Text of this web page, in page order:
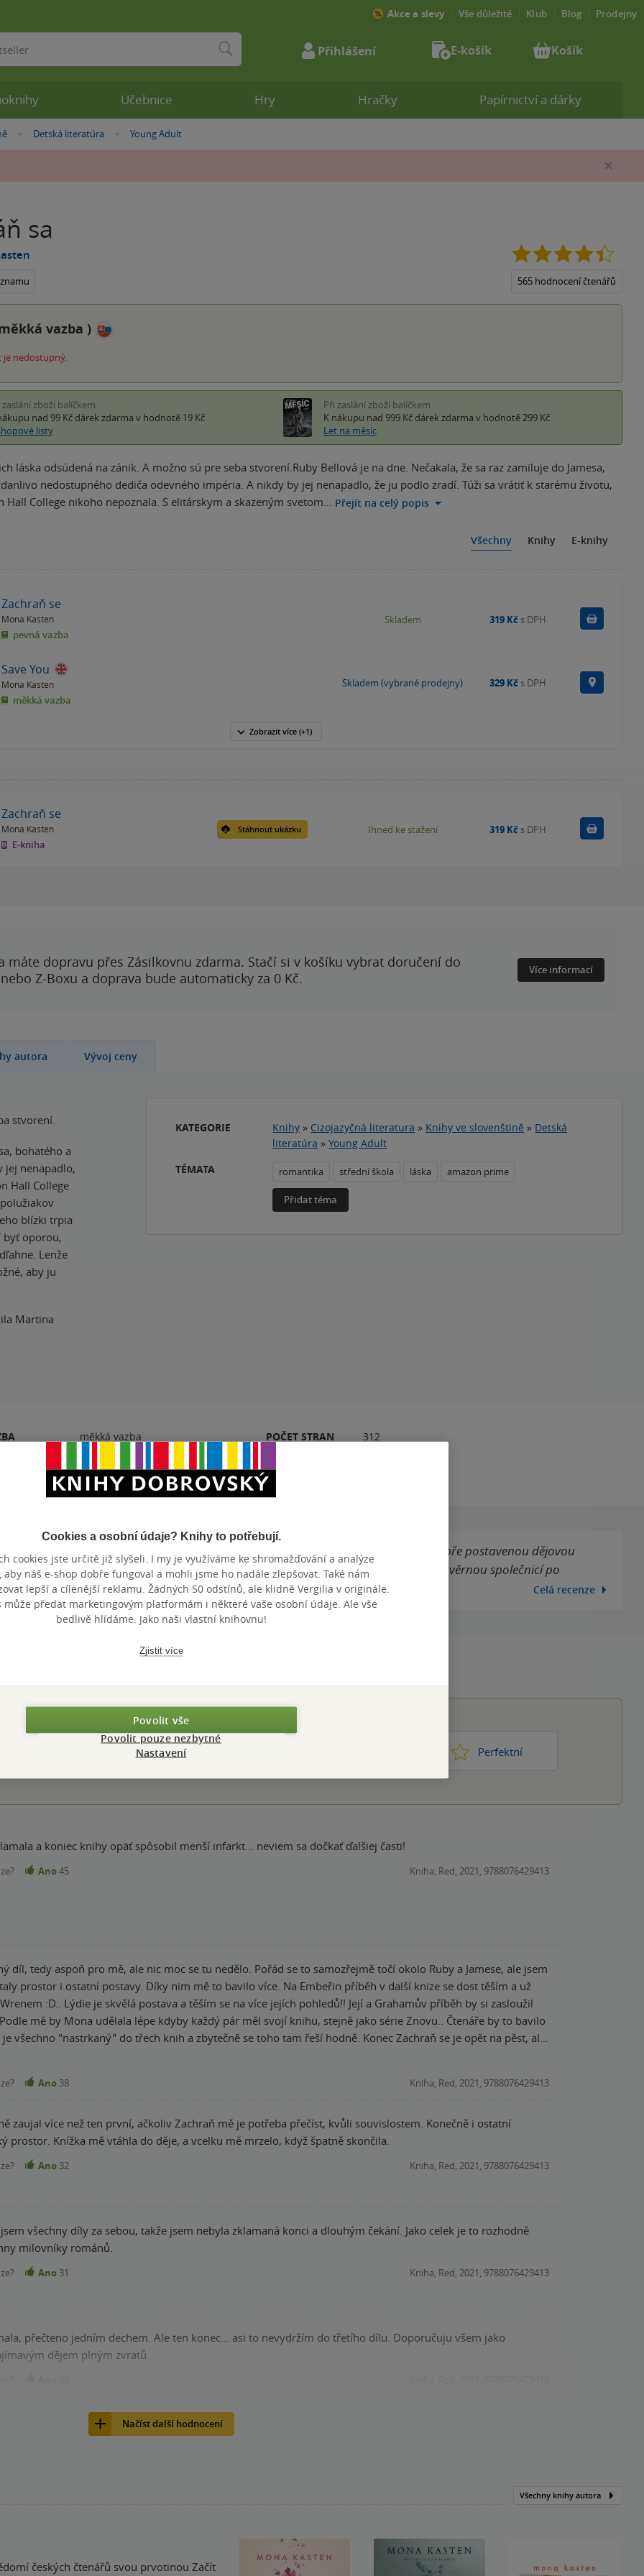
»
Detská literatúra »
Young Adult
sa
5
565 hodnocení čtenářů
vazba )
je nedostupný.
zaslání zboží balíčkem
nad 99 Kč dárek zdarma v hodnotě 19 Kč
listy
Při zaslání zboží balíčkem
K nákupu nad 999 Kč dárek zdarma v hodnotě 299 Kč
Let na měsíc
láska odsúdená na zánik. A možno sú pre seba stvorení.Ruby Bellová je na dne. Nečakala, že sa raz zamiluje do Jamesa,
nedostupného dediča odevného impéria. A nikdy by jej nenapadlo, že ju podlo zradí. Túži sa vrátiť k starému životu,
Hall College nikoho nepoznala. S elitárskym a skazeným svetom… Přejít na celý popis
Všechny Knihy E-knihy
Zachraň se
Mona Kasten
pevná vazba
Skladem 319 Kč s DPH
Save You
Mona Kasten
měkká vazba
Skladem (vybrané prodejny) 329 Kč s DPH
Zobrazit více (+1)
Zachraň se
Mona Kasten
E-kniha
Stáhnout ukázku Ihned ke stažení 319 Kč s DPH Koupit
máte dopravu přes Zásilkovnu zdarma. Stačí si v košíku vybrat doručení do
Z-Boxu a doprava bude automaticky za 0 Kč.
Více informací
autora Vývoj ceny
stvorení.
bohatého a
jej nenapadlo,
Hall College
blízki trpia
byť oporou,
Lenže
aby ju
Martina
KATEGORIE Knihy » Cizojazyčná literatura » Knihy ve slovenštině » Detská
literatúra »Young Adult
TÉMATA
romantika střední škola láska amazon prime
Přidat téma
měkká vazba
9788057502548
POČET STRAN
312
příběhů i rodinných dramat budou nad míru spokojení. Ti ostatní si užijí dobře postavenou dějovou
vztahový prvek. V každém případě se jedná o dosti čtivou knihu, která bude vaší věrnou společnicí po
Celá recenze
PŘIDEJTE SVÉ HODNOCENÍ KNIHY
Hodnocení našich knihkupců: 5.0 z 5 Perfektní
a koniec knihy opäť spôsobil menší infarkt... neviem sa dočkať ďalšiej časti!
Ano45 Kniha, Red, 2021, 9788076429413
díl, tedy aspoň pro mě, ale nic moc se tu nedělo. Pořád se to samozřejmě točí okolo Ruby a Jamese, ale jsem
prostor i ostatní postavy. Díky nim mě to bavilo více. Na Embeřin příběh v další knize se dost těším a už
:D.. Lýdie je skvělá postava a těším se na více jejích pohledů!! Její a Grahamův příběh by si zasloužil
mě by Mona udělala lépe kdyby každý pár měl svojí knihu, stejně jako série Znovu.. Čtenáře by to bavilo
všechno "nastrkaný" do třech knih a zbytečně se toho tam řeší hodně. Konec Zachraň se je opět na pěst, ale
a zklamalo, protože jsem čekala a doufala v úplně něco jiného. Úplně zbytečný zvrat, který akorát naštve. A
Fakt mi z toho začalo pomalu hrabat a tentokrát to myslím smrtelně vážně. Tenhle překlad je až alarmující.. I
Ano 38 Kniha, Red, 2021, 9788076429413
zaujal více než ten první, ačkoliv Zachraň mě je potřeba přečíst, kvůli souvislostem. Konečně i ostatní
prostor. Knížka mě vtáhla do děje, a vcelku mě mrzelo, když špatně skončila.
Ano 32 Kniha, Red, 2021, 9788076429413
všechny díly za sebou, takže jsem nebyla zklamaná konci a dlouhým čekání. Jako celek je to rozhodně
milovníky románů.
Ano 31 Kniha, Red, 2021, 9788076429413
přečteno jedním dechem. Ale ten konec... asi to nevydržím do třetího dílu. Doporučuju všem jako
dějem plným zvratů.
Načíst další hodnocení
Všechny knihy autora
českých čtenářů svou prvotinou Začít
Učebnice Hry Hračky Papírnictví a dárky
Akce a slevy Vše důležité Klub Blog Prodejny
Přihlášení E-košík Košík
Cookies a osobní údaje? Knihy to potřebují.
cookies jste určitě již slyšeli. I my je využíváme ke shromažďování a analýze
aby náš e-shop dobře fungoval a mohli jsme ho nadále zlepšovat. Také nám
lepší a cílenější reklamu. Žádných 50 odstínů, ale klidně Vergilia v originále.
může předat marketingovým platformám i některé vaše osobní údaje. Ale vše
bedlivě hlídáme. Jako naši vlastní knihovnu!
Zjistit více
Povolit vše
Povolit pouze nezbytné
Nastavení